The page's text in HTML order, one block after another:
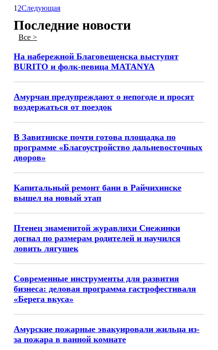
1 2Следующая
Последние новости
Все >
На набережной Благовещенска выступят
BURITO и фолк-певица MATANYA
Амурчан предупреждают о непогоде и просят
воздержаться от поездок
В Завитинске почти готова площадка по
программе «Благоустройство дальневосточных
дворов»
Капитальный ремонт бани в Райчихинске
вышел на новый этап
Птенец знаменитой журавлихи Снежинки
догнал по размерам родителей и научился
ловить лягушек
Современные инструменты для развития
бизнеса: деловая программа гастрофестиваля
«Берега вкуса»
Амурские пожарные эвакуировали жильца из-
за пожара в ванной комнате